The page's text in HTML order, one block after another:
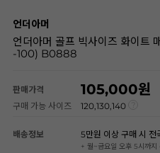
언더아머
언더아머 골프 빅사이즈 화이트
-100) B0888
판매가격 105,000
구매 가능 사이즈 120,130,140
배송정보 5만원 이상 구매 시 전
+ 월~금요일 오후 5시까